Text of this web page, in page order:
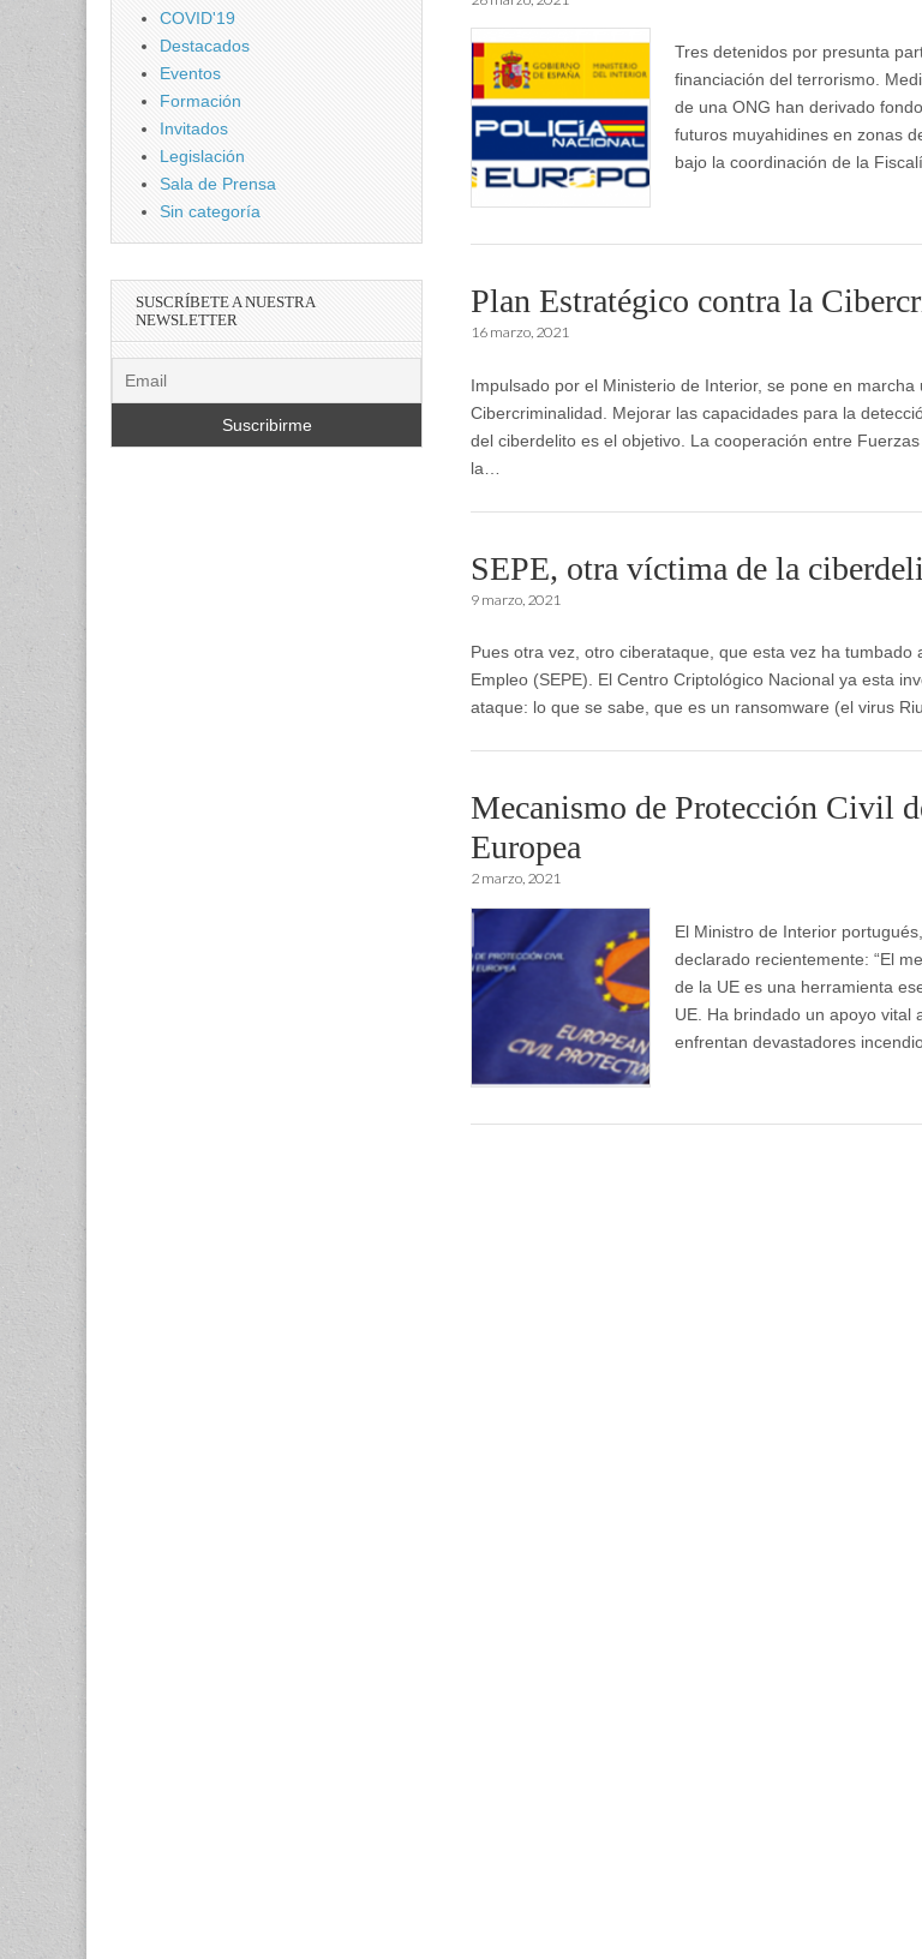
Tres detenidos por presunta
financiación del terrorismo.
de una ONG han derivado
futuros muyahidines en zonas
bajo la coordinación de la
Plan Estratégico contra la
16 marzo, 2021
Impulsado por el Ministerio de Interior, se pone en marcha
Cibercriminalidad. Mejorar las capacidades para la
del ciberdelito es el objetivo. La cooperación entre
la…
SEPE, otra víctima de la
9 marzo, 2021
Pues otra vez, otro ciberataque, que esta vez ha tumbado
Empleo (SEPE). El Centro Criptológico Nacional ya esta
ataque: lo que se sabe, que es un ransomware (el virus
Mecanismo de Protección Civil
Europea
2 marzo, 2021
El Ministro de Interior
declarado recientemente: “El
de la UE es una herramienta
UE. Ha brindado un apoyo vital
enfrentan devastadores
COVID'19
Destacados
Eventos
Formación
Invitados
Legislación
Sala de Prensa
Sin categoría
SUSCRÍBETE A NUESTRA
NEWSLETTER